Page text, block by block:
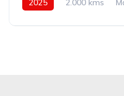
2025 2.000 kms